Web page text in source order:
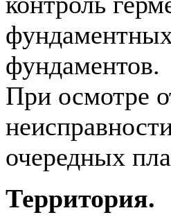
фундаментов.
При осмотре
очередных
Территория.